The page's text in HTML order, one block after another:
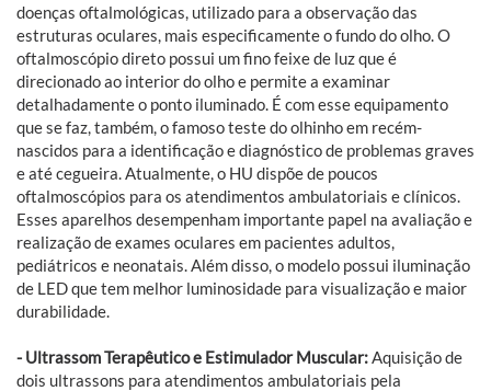
doenças oftalmológicas, utilizado para a observação das
estruturas oculares, mais especificamente o fundo do olho. O
oftalmoscópio direto possui um fino feixe de luz que é
direcionado ao interior do olho e permite a examinar
detalhadamente o ponto iluminado. É com esse equipamento
que se faz, também, o famoso teste do olhinho em recém-
nascidos para a identificação e diagnóstico de problemas graves
e até cegueira. Atualmente, o HU dispõe de poucos
oftalmoscópios para os atendimentos ambulatoriais e clínicos.
Esses aparelhos desempenham importante papel na avaliação e
realização de exames oculares em pacientes adultos,
pediátricos e neonatais. Além disso, o modelo possui iluminação
de LED que tem melhor luminosidade para visualização e maior
durabilidade.
- Ultrassom Terapêutico e Estimulador Muscular:Aquisição de
dois ultrassons para atendimentos ambulatoriais pela